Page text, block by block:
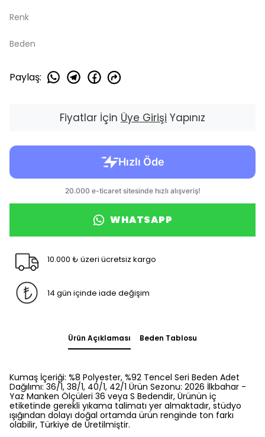
Renk
Beden
Paylaş:
Fiyatlar İçin Üye Girişi Yapınız
WHATSAPP
10.000 ₺ üzeri ücretsiz kargo
14 gün içinde iade değişim
Ürün Açıklaması Beden Tablosu
Kumaş İçeriği: %8 Polyester, %92 Tencel Seri Beden Adet
Dağılımı: 36/1, 38/1, 40/1, 42/1 Ürün Sezonu: 2026 İlkbahar -
Yaz Manken Ölçüleri 36 veya S Bedendir, Ürünün iç
etiketinde gerekli yıkama talimatı yer almaktadır, stüdyo
ışığından dolayı doğal ortamda ürün renginde ton farkı
olabilir, Türkiye de Üretilmiştir.